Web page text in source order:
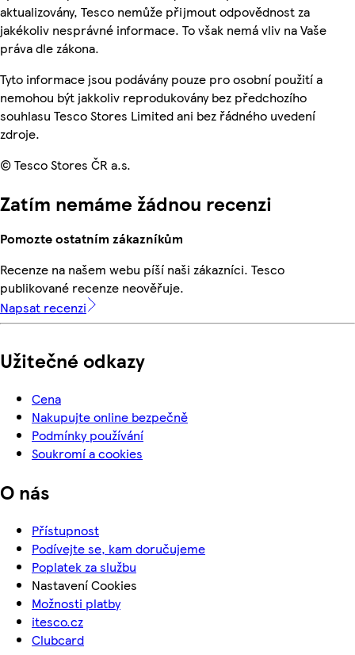
aktualizovány, Tesco nemůže přijmout odpovědnost za
jakékoliv nesprávné informace. To však nemá vliv na Vaše
práva dle zákona.
Tyto informace jsou podávány pouze pro osobní použití a
nemohou být jakkoliv reprodukovány bez předchozího
souhlasu Tesco Stores Limited ani bez řádného uvedení
zdroje.
© Tesco Stores ČR a.s.
Zatím nemáme žádnou recenzi
Pomozte ostatním zákazníkům
Recenze na našem webu píší naši zákazníci. Tesco
publikované recenze neověřuje.
Napsat recenzi
Užitečné odkazy
Cena
Nakupujte online bezpečně
Podmínky používání
Soukromí a cookies
O nás
Přístupnost
Podívejte se, kam doručujeme
Poplatek za službu
Nastavení Cookies
Možnosti platby
itesco.cz
Clubcard